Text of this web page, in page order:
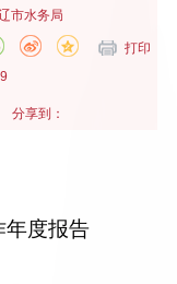
市水务局
打印
分享到：
年度报告